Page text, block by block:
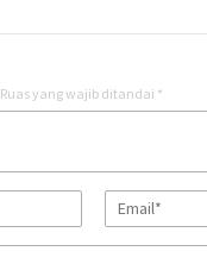
Ruas yang wajib ditandai *